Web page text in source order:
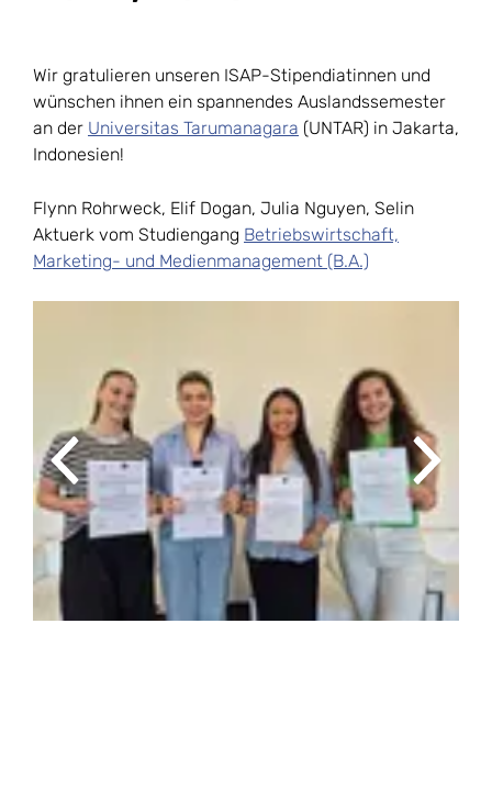
Wir gratulieren unseren ISAP-Stipendiatinnen und
wünschen ihnen ein spannendes Auslandssemester
an der Universitas Tarumanagara (UNTAR) in Jakarta,
Indonesien!
Flynn Rohrweck, Elif Dogan, Julia Nguyen, Selin
Aktuerk vom Studiengang Betriebswirtschaft,
Marketing- und Medienmanagement (B.A.)
Previous Next